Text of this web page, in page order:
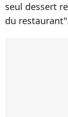
seul dessert
du